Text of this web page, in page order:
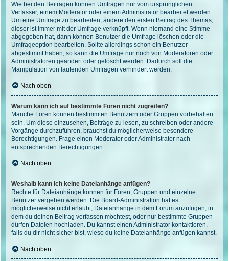
Wie bei den Beiträgen können Umfragen nur vom ursprünglichen
Verfasser, einem Moderator oder einem Administrator bearbeitet werden.
Um eine Umfrage zu bearbeiten, ändere den ersten Beitrag des Themas;
dieser ist immer mit der Umfrage verknüpft. Wenn niemand eine Stimme
abgegeben hat, dann können Benutzer die Umfrage löschen oder die
Umfrageoption bearbeiten. Sollte allerdings schon ein Benutzer
abgestimmt haben, so kann die Umfrage nur noch von Moderatoren oder
Administratoren geändert oder gelöscht werden. Dadurch soll die
Manipulation von laufenden Umfragen verhindert werden.
Nach oben
Warum kann ich auf bestimmte Foren nicht zugreifen?
Manche Foren können bestimmten Benutzern oder Gruppen vorbehalten
sein. Um diese einzusehen, Beiträge zu lesen, zu schreiben oder andere
Vorgänge durchzuführen, brauchst du möglicherweise besondere
Berechtigungen. Frage einen Moderator oder Administrator nach
entsprechenden Berechtigungen.
Nach oben
Weshalb kann ich keine Dateianhänge anfügen?
Rechte für Dateianhänge können für Foren, Gruppen und einzelne
Benutzer vergeben werden. Die Board-Administration hat es
möglicherweise nicht erlaubt, Dateianhänge in dem Forum anzufügen, in
dem du deinen Beitrag verfassen möchtest, oder nur bestimmte Gruppen
dürfen Dateien hochladen. Du kannst einen Administrator kontaktieren,
falls du dir nicht sicher bist, wieso du keine Dateianhänge anfügen kannst.
Nach oben